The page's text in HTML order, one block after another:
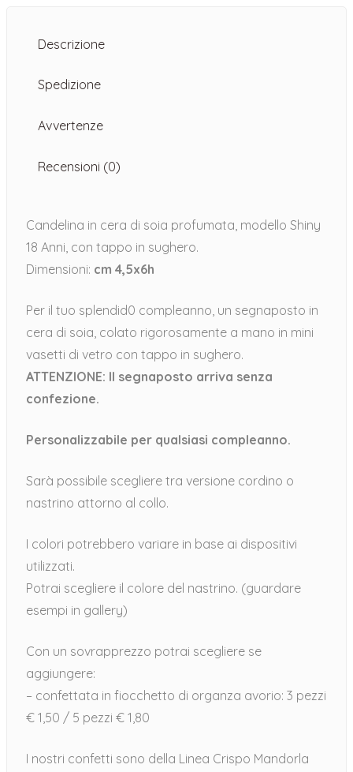
Descrizione
Spedizione
Avvertenze
Recensioni (0)
Candelina in cera di soia profumata, modello Shiny
18 Anni, con tappo in sughero.
Dimensioni: cm 4,5x6h
Per il tuo splendid0 compleanno, un segnaposto in
cera di soia, colato rigorosamente a mano in mini
vasetti di vetro con tappo in sughero.
ATTENZIONE: Il segnaposto arriva senza
confezione.
Personalizzabile per qualsiasi compleanno.
Sarà possibile scegliere tra versione cordino o
nastrino attorno al collo.
I colori potrebbero variare in base ai dispositivi
utilizzati.
Potrai scegliere il colore del nastrino. (guardare
esempi in gallery)
Con un sovrapprezzo potrai scegliere se
aggiungere:
– confettata in fiocchetto di organza avorio: 3 pezzi
€ 1,50 / 5 pezzi € 1,80
I nostri confetti sono della Linea Crispo Mandorla